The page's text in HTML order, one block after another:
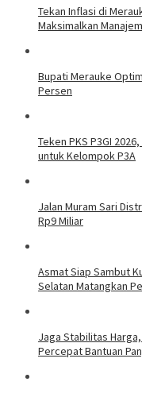
Tekan Inflasi di
Maksimalkan
Bupati Merauke
Persen
Teken PKS P3GI
untuk Kelompok P3A
Jalan Muram Sari
Rp9 Miliar
Asmat Siap Sambut
Selatan Matangkan
Jaga Stabilitas
Percepat Bantuan